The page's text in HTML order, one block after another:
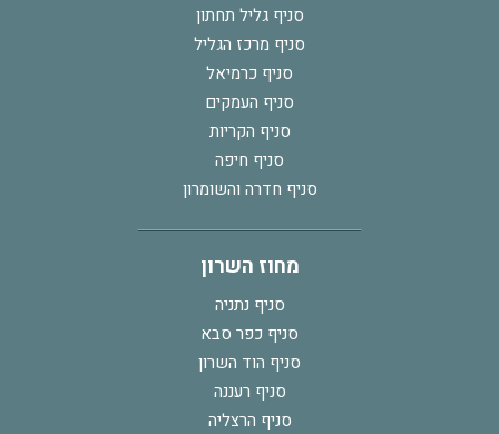
סניף גליל תחתון
סניף מרכז הגליל
סניף כרמיאל
סניף העמקים
סניף הקריות
סניף חיפה
סניף חדרה והשומרון
מחוז השרון
סניף נתניה
סניף כפר סבא
סניף הוד השרון
סניף רעננה
סניף הרצליה